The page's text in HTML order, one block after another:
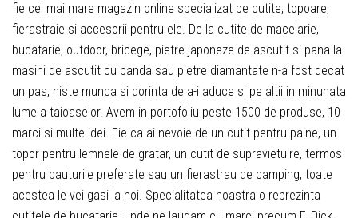
fie cel mai mare magazin online specializat pe cutite, topoare,
fierastraie si accesorii pentru ele. De la cutite de macelarie,
bucatarie, outdoor, bricege, pietre japoneze de ascutit si pana la
masini de ascutit cu banda sau pietre diamantate n-a fost decat
un pas, niste munca si dorinta de a-i aduce si pe altii in minunata
lume a taioaselor. Avem in portofoliu peste 1500 de produse, 10
marci si multe idei. Fie ca ai nevoie de un cutit pentru paine, un
topor pentru lemnele de gratar, un cutit de supravietuire, termos
pentru bauturile preferate sau un fierastrau de camping, toate
acestea le vei gasi la noi. Specialitatea noastra o reprezinta